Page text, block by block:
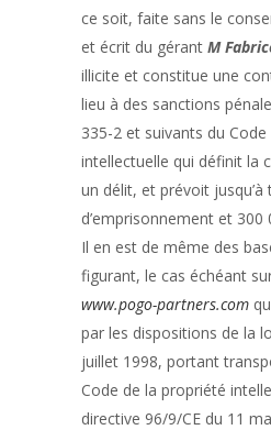
ce soit, faite sans le
et écrit du gérant M
illicite et constitue une
lieu à des sanctions
335-2 et suivants du
intellectuelle qui définit la
un délit, et prévoit jusqu’à
d’emprisonnement et 300
Il en est de même des
figurant, le cas échéant
www.pogo-partners.com
par les dispositions de la
juillet 1998, portant
Code de la propriété
directive 96/9/CE du 11